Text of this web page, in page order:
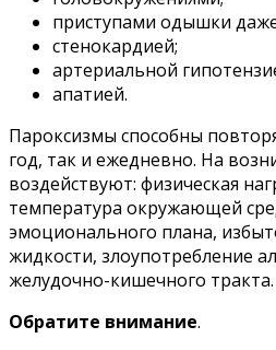
приступами одышки
стенокардией;
артериальной
апатией.
Пароксизмы способны
год, так и ежедневно. На
воздействуют: физическая
температура окружающей
эмоционального плана,
жидкости, злоупотребление
желудочно-кишечного тракта.
Обратите внимание.